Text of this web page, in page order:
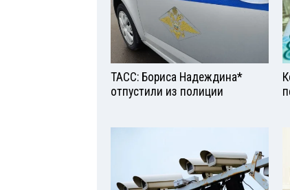
ТАСС: Бориса Надеждина*
отпустили из полиции